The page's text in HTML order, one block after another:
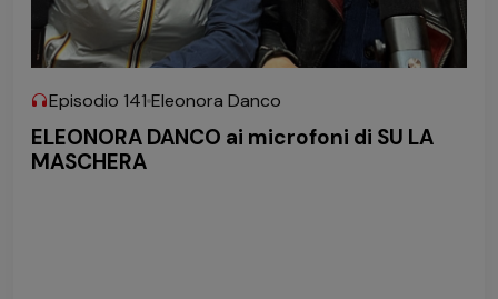
Episodio 141 Eleonora Danco
ELEONORA DANCO ai microfoni di SU LA
MASCHERA